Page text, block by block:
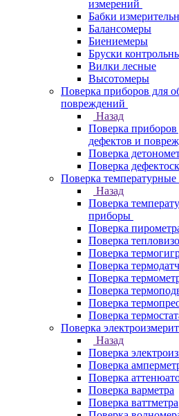
измерений
Бабки
Балансомеры
Биениемеры
Бруски
Вилки лесные
Высотомеры
Поверка приборов для
повреждений
Назад
Поверка
дефектов и
Поверка
Поверка
Поверка
Назад
Поверка
приборы
Поверка
Поверка
Поверка
Поверка
Поверка
Поверка
Поверка
Поверка
Поверка
Назад
Поверка
Поверка
Поверка
Поверка варметра
Поверка ваттметра